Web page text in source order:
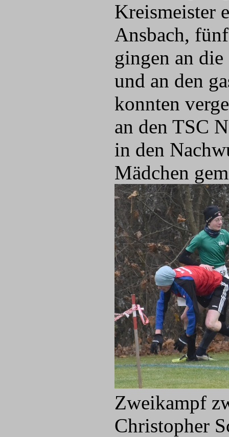
Kreismeister
Ansbach,
gingen an
und an den
konnten
an den TSC
in den
Mädchen
Zweikampf
Christopher